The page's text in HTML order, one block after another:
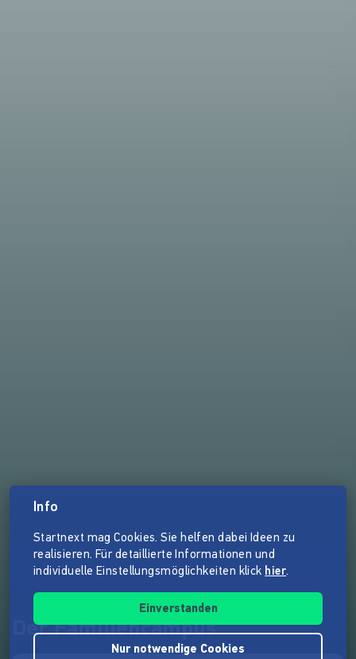
Der Familiencampus
Info
Startnext mag Cookies. Sie helfen dabei Ideen zu
realisieren. Für detaillierte Informationen und
individuelle Einstellungsmöglichkeiten klick hier.
Einverstanden
Nur notwendige Cookies